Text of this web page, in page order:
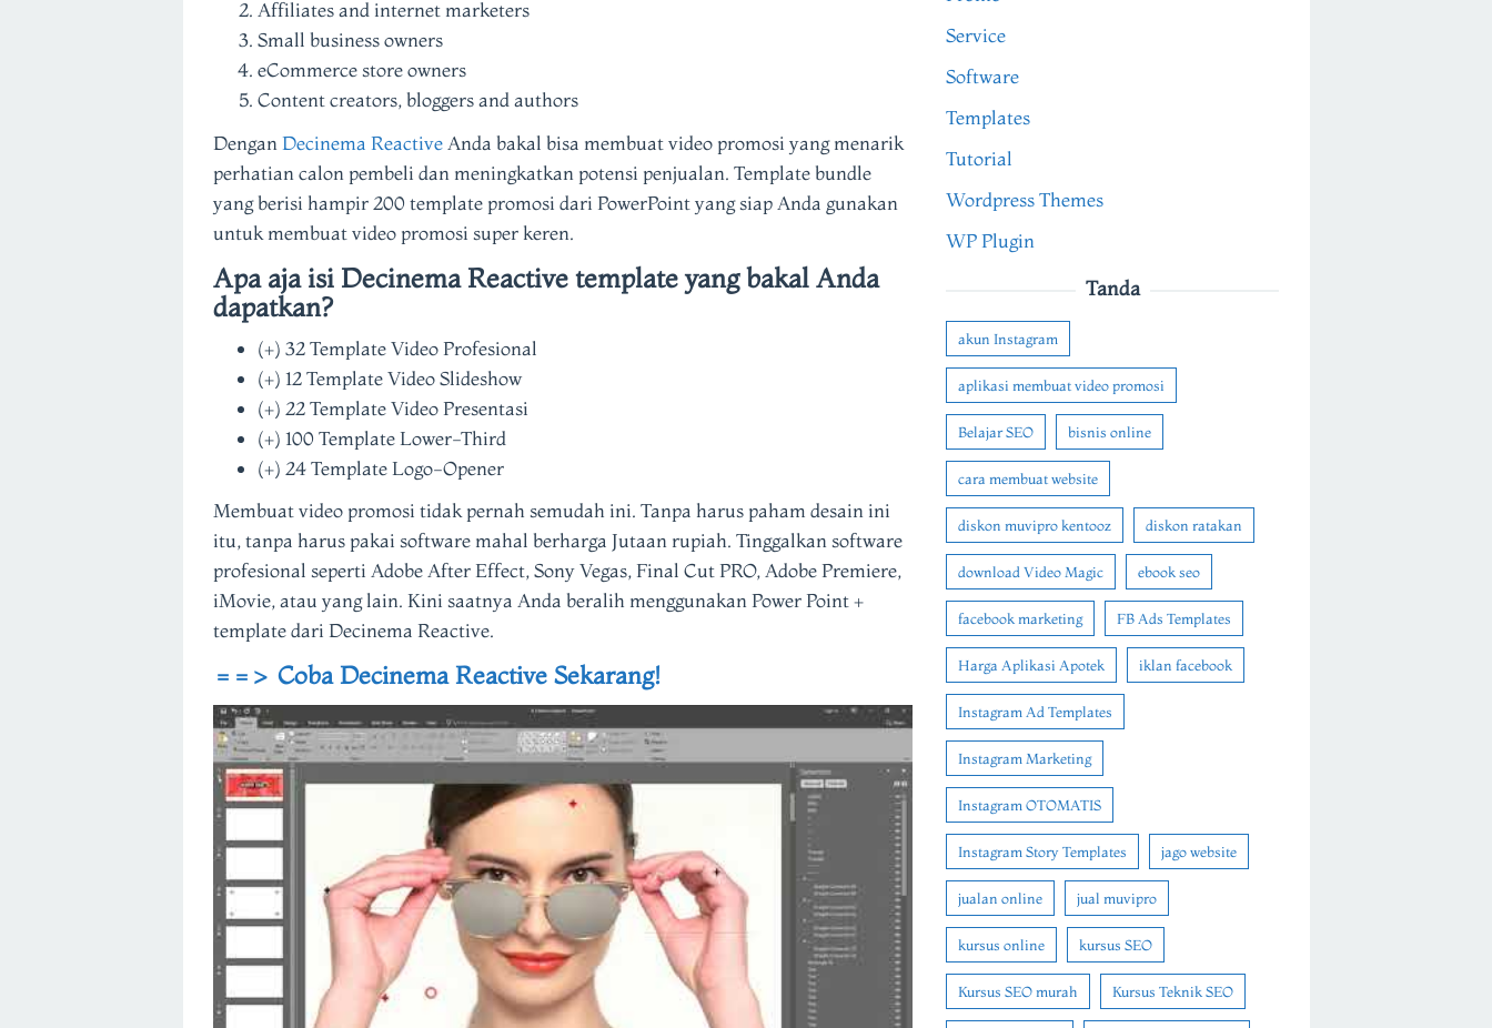
Affiliates and internet marketers
Small business owners
eCommerce store owners
Content creators, bloggers and authors
Dengan Decinema Reactive Anda bakal bisa membuat video promosi yang menarik
perhatian calon pembeli dan meningkatkan potensi penjualan. Template bundle
yang berisi hampir 200 template promosi dari PowerPoint yang siap Anda gunakan
untuk membuat video promosi super keren.
Apa aja isi Decinema Reactive template yang bakal Anda
dapatkan?
(+) 32 Template Video Profesional
(+) 12 Template Video Slideshow
(+) 22 Template Video Presentasi
(+) 100 Template Lower-Third
(+) 24 Template Logo-Opener
Membuat video promosi tidak pernah semudah ini. Tanpa harus paham desain ini
itu, tanpa harus pakai software mahal berharga Jutaan rupiah. Tinggalkan software
profesional seperti Adobe After Effect, Sony Vegas, Final Cut PRO, Adobe Premiere,
iMovie, atau yang lain. Kini saatnya Anda beralih menggunakan Power Point +
template dari Decinema Reactive.
==> Coba Decinema Reactive Sekarang!
Service
Software
Templates
Tutorial
Wordpress Themes
WP Plugin
Tanda
akun Instagram
aplikasi membuat video promosi
Belajar SEO bisnis online
cara membuat website
diskon muvipro kentooz diskon ratakan
download Video Magic ebook seo
facebook marketing FB Ads Templates
Harga Aplikasi Apotek iklan facebook
Instagram Ad Templates
Instagram Marketing
Instagram OTOMATIS
Instagram Story Templates jago website
jualan online jual muvipro
kursus online kursus SEO
Kursus SEO murah Kursus Teknik SEO